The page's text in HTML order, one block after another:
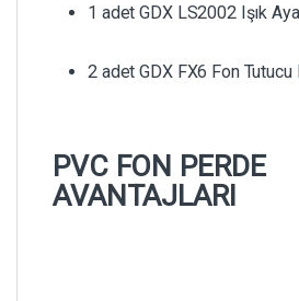
1 adet GDX LS2002 Işık
2 adet GDX FX6 Fon Tutucu
PVC FON PERDE
AVANTAJLARI